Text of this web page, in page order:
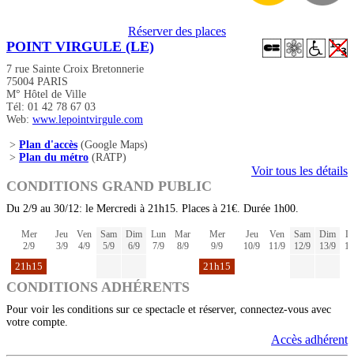
Réserver des places
POINT VIRGULE (LE)
7 rue Sainte Croix Bretonnerie
75004 PARIS
M° Hôtel de Ville
Tél: 01 42 78 67 03
Web: www.lepointvirgule.com
> Plan d'accès (Google Maps)
> Plan du métro (RATP)
Voir tous les détails
CONDITIONS GRAND PUBLIC
Du 2/9 au 30/12: le Mercredi à 21h15. Places à 21€. Durée 1h00.
Mer
2/9
Jeu
3/9
Ven
4/9
Sam
5/9
Dim
6/9
Lun
7/9
Mar
8/9
Mer
9/9
Jeu
10/9
Ven
11/9
Sam
12/9
Dim
13/9
21h15 21h15
CONDITIONS ADHÉRENTS
Pour voir les conditions sur ce spectacle et réserver, connectez-vous avec
votre compte.
Accès adhérent